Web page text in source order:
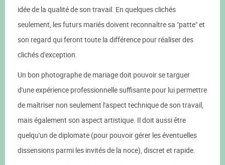
idée de la qualité de son travail. En quelques clichés
seulement, les futurs mariés doivent reconnaître sa "patte" et
son regard qui feront toute la différence pour réaliser des
clichés d'exception.
Un bon photographe de mariage doit pouvoir se targuer
d'une expérience professionnelle suffisante pour lui permettre
de maîtriser non seulement l'aspect technique de son travail,
mais également son aspect artistique. Il doit aussi être
quelqu'un de diplomate (pour pouvoir gérer les éventuelles
dissensions parmi les invités de la noce), discret et rapide.